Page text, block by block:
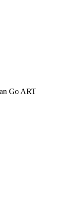
Go ART